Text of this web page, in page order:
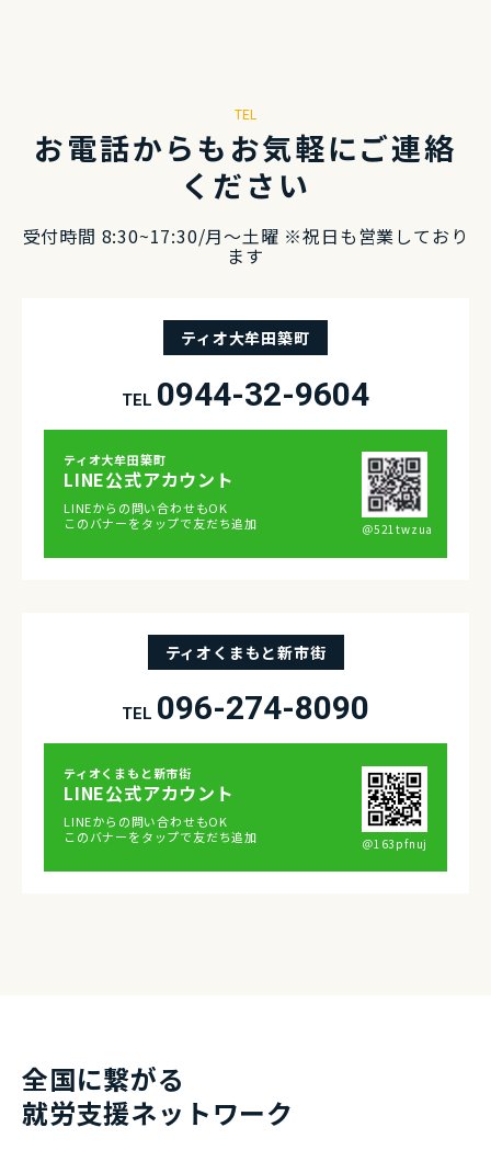
TEL
お電話からもお気軽にご連絡
ください
受付時間 8:30~17:30/⽉〜⼟曜 ※祝⽇も営業しており
ます
ティオ大牟田築町
TEL 0944-32-9604
ティオ⼤牟⽥築町
LINE公式アカウント
LINEからの問い合わせもOK
このバナーをタップで友だち追加
＠521twzua
ティオくまもと新市街
TEL 096-274-8090
ティオくまもと新市街
LINE公式アカウント
LINEからの問い合わせもOK
このバナーをタップで友だち追加
＠163pfnuj
全国に繋がる
就労⽀援ネットワーク